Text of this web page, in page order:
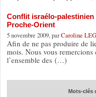
Conflit israélo-
Proche-Orient
5 novembre 2009, parCaroline
Afin de ne pas produire de
mois. Nous vous
l’ensemble des (…)
Mots-clés